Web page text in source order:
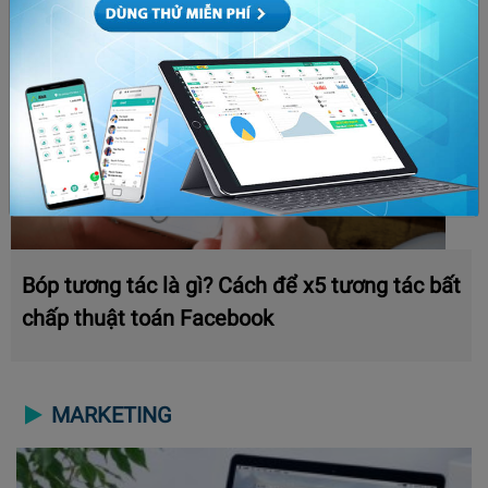
Bóp tương tác là gì? Cách để x5 tương tác bất
chấp thuật toán Facebook
MARKETING